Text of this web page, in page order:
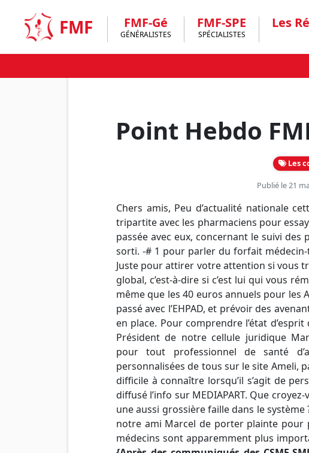
content
FMF FMF-Gé
GÉNÉRALISTES
FMF-SPE
SPÉCIALISTES
Les
Point Hebdo
Les
Publié le 21
Chers amis, Peu d’actualité nationale
tripartite avec les pharmaciens pour
passée avec eux, concernant le suivi des
sorti. -# 1 pour parler du forfait
Juste pour attirer votre attention si vous
global, c’est-à-dire si c’est lui qui vous
même que les 40 euros annuels pour les
passé avec l’EHPAD, et prévoir des
en place. Pour comprendre l’état
Président de notre cellule juridique
pour tout professionnel de santé
personnalisées de tous sur le site Ameli,
difficile à connaître lorsqu’il s’agit de
diffusé l’info sur MEDIAPART. Que
une aussi grossière faille dans le
notre ami Marcel de porter plainte pour
médecins sont apparemment plus